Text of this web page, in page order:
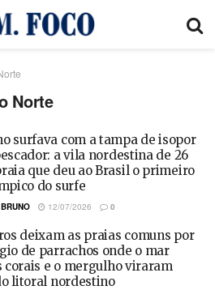
Norte
surfava com a tampa de isopor
a vila nordestina de 26
que deu ao Brasil o primeiro
do surfe
12/07/2026 0
deixam as praias comuns por
de parrachos onde o mar
corais e o mergulho viraram
litoral nordestino